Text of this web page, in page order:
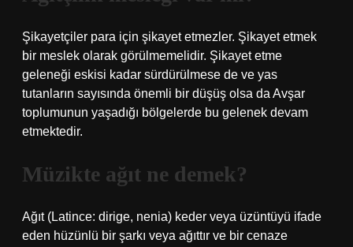
Şikayetçiler para için şikayet etmezler. Şikayet etmek
bir meslek olarak görülmemelidir. Şikayet etme
geleneği eskisi kadar sürdürülmese de ve yas
tutanların sayısında önemli bir düşüş olsa da Avşar
toplumunun yaşadığı bölgelerde bu gelenek devam
etmektedir.
Müzikte ağıt ne demek?
Ağıt (Latince: dirige, nenia) keder veya üzüntüyü ifade
eden hüzünlü bir şarkı veya ağıttır ve bir cenaze